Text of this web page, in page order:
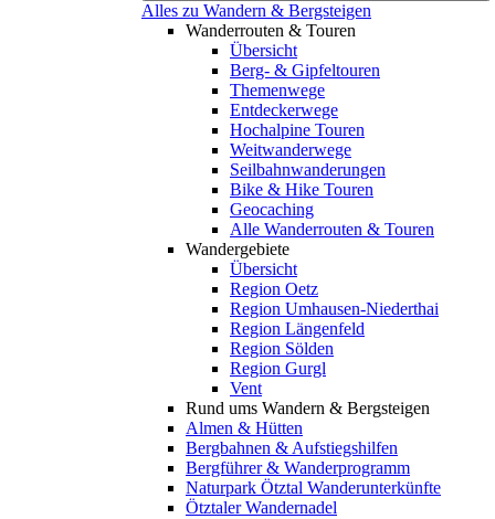
Alles zu Wandern & Bergsteigen
Wanderrouten & Touren
Übersicht
Berg- & Gipfeltouren
Themenwege
Entdeckerwege
Hochalpine Touren
Weitwanderwege
Seilbahnwanderungen
Bike & Hike Touren
Geocaching
Alle Wanderrouten & Touren
Wandergebiete
Übersicht
Region Oetz
Region Umhausen-Niederthai
Region Längenfeld
Region Sölden
Region Gurgl
Vent
Rund ums Wandern & Bergsteigen
Almen & Hütten
Bergbahnen & Aufstiegshilfen
Bergführer & Wanderprogramm
Naturpark Ötztal Wanderunterkünfte
Ötztaler Wandernadel